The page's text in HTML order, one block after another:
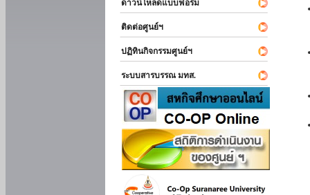
ดาวน์โหลดแบบฟอร์ม
ติดต่อศูนย์ฯ
ปฏิทินกิจกรรมศูนย์ฯ
ระบบสารบรรณ มทส.